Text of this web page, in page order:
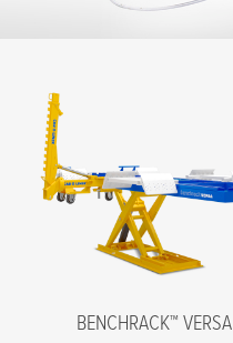
BENCHRACK™ VERSA